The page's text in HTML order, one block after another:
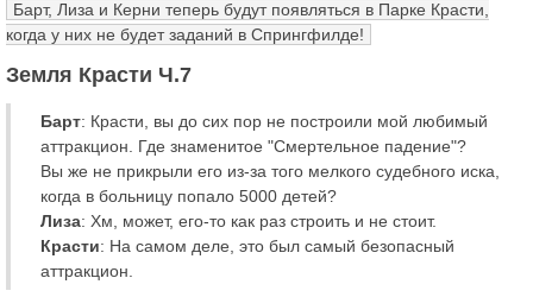
Барт, Лиза и Керни теперь будут появляться в Парке Красти,
когда у них не будет заданий в Спрингфилде!
Земля Красти Ч.7
Барт: Красти, вы до сих пор не построили мой любимый
аттракцион. Где знаменитое "Смертельное падение"?
Вы же не прикрыли его из-за того мелкого судебного иска,
когда в больницу попало 5000 детей?
Лиза: Хм, может, его-то как раз строить и не стоит.
Красти: На самом деле, это был самый безопасный
аттракцион.